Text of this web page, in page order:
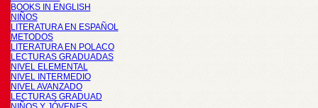
BOOKS IN ENGLISH
NIÑOS
LITERATURA EN ESPAÑOL
METODOS
LITERATURA EN POLACO
LECTURAS GRADUADAS
NIVEL ELEMENTAL
NIVEL INTERMEDIO
NIVEL AVANZADO
LECTURAS GRADUAD